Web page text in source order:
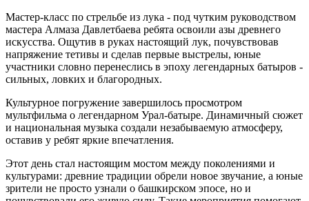
Мастер‑класс по стрельбе из лука - под чутким руководством
мастера Алмаза Давлетбаева ребята освоили азы древнего
искусства. Ощутив в руках настоящий лук, почувствовав
напряжение тетивы и сделав первые выстрелы, юные
участники словно перенеслись в эпоху легендарных батыров -
сильных, ловких и благородных.
Культурное погружение завершилось просмотром
мультфильма о легендарном Урал‑батыре. Динамичный сюжет
и национальная музыка создали незабываемую атмосферу,
оставив у ребят яркие впечатления.
Этот день стал настоящим мостом между поколениями и
культурами: древние традиции обрели новое звучание, а юные
зрители не просто узнали о башкирском эпосе, но и